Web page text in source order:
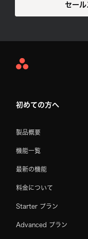
セー
Asana
初めての方へ
製品概要
機能一覧
最新の機能
料金について
Starter プラン
Advanced プラン